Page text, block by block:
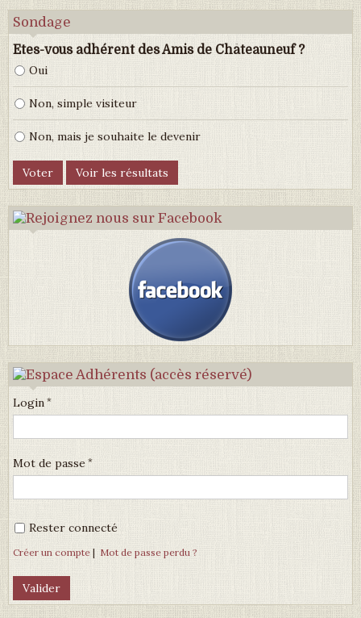
Sondage
Etes-vous adhérent des Amis de Châteauneuf ?
Oui
Non, simple visiteur
Non, mais je souhaite le devenir
Login
Mot de passe
Rester connecté
Créer un compte | Mot de passe perdu ?